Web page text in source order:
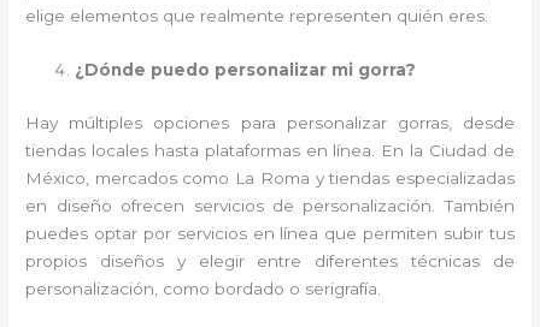
elige elementos que realmente representen quién eres.
¿Dónde puedo personalizar mi gorra?
Hay múltiples opciones para personalizar gorras, desde
tiendas locales hasta plataformas en línea. En la Ciudad de
México, mercados como La Roma y tiendas especializadas
en diseño ofrecen servicios de personalización. También
puedes optar por servicios en línea que permiten subir tus
propios diseños y elegir entre diferentes técnicas de
personalización, como bordado o serigrafía.